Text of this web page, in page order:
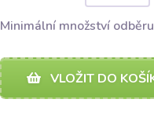
Minimální množství
VLOŽIT DO